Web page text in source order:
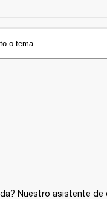
o tema
Nuestro asistente